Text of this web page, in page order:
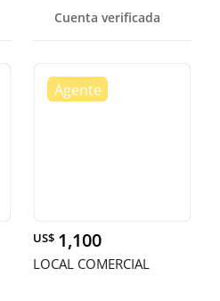
Cuenta verificada
US$ 1,100
LOCAL COMERCIAL